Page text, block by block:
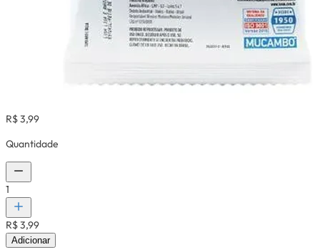
R$ 3,99
Quantidade
1
R$ 3,99
Adicionar